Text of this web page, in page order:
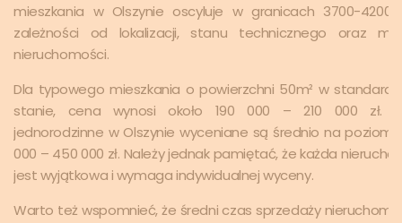
mieszkania w Olszynie oscyluje w granicach 3700-4200
zależności od lokalizacji, stanu technicznego oraz
nieruchomości.
Dla typowego mieszkania o powierzchni 50m² w
stanie, cena wynosi około 190 000 – 210 000 zł.
jednorodzinne w Olszynie wyceniane są średnio na
000 – 450 000 zł. Należy jednak pamiętać, że każda
jest wyjątkowa i wymaga indywidualnej wyceny.
Warto też wspomnieć, że średni czas sprzedaży